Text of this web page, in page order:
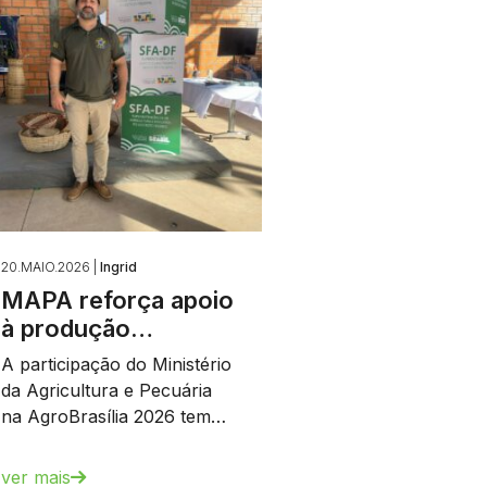
20.MAIO.2026 | Ingrid
MAPA reforça apoio
à produção…
A participação do Ministério
da Agricultura e Pecuária
na AgroBrasília 2026 tem…
ver mais